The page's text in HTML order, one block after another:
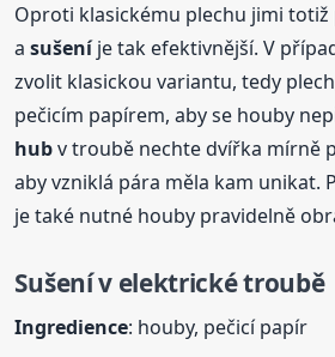
Oproti klasickému plechu jimi
asušeníje tak efektivnější. V
zvolit klasickou variantu, tedy
pečicím papírem, aby se houby
hubv troubě nechte dvířka mírně
aby vzniklá pára měla kam unikat.
je také nutné houby pravidelně
Sušenív elektrické troubě
Ingredience: houby, pečicí papír